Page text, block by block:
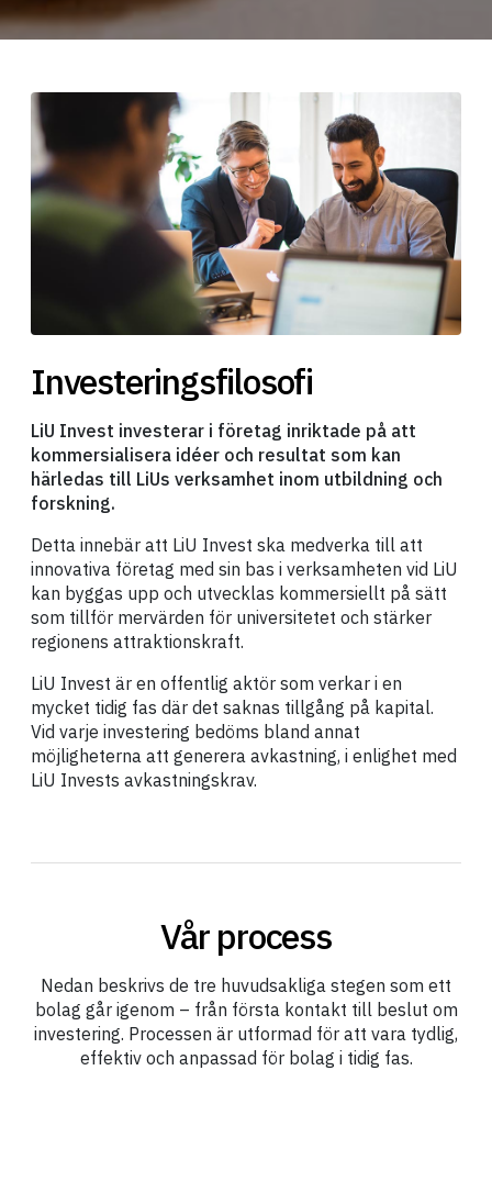
Investeringsfilosofi
LiU Invest investerar i företag inriktade på att
kommersialisera idéer och resultat som kan
härledas till LiUs verksamhet inom utbildning och
forskning.
Detta innebär att LiU Invest ska medverka till att
innovativa företag med sin bas i verksamheten vid LiU
kan byggas upp och utvecklas kommersiellt på sätt
som tillför mervärden för universitetet och stärker
regionens attraktionskraft.
LiU Invest är en offentlig aktör som verkar i en
mycket tidig fas där det saknas tillgång på kapital.
Vid varje investering bedöms bland annat
möjligheterna att generera avkastning, i enlighet med
LiU Invests avkastningskrav.
Vår process
Nedan beskrivs de tre huvudsakliga stegen som ett
bolag går igenom – från första kontakt till beslut om
investering. Processen är utformad för att vara tydlig,
effektiv och anpassad för bolag i tidig fas.